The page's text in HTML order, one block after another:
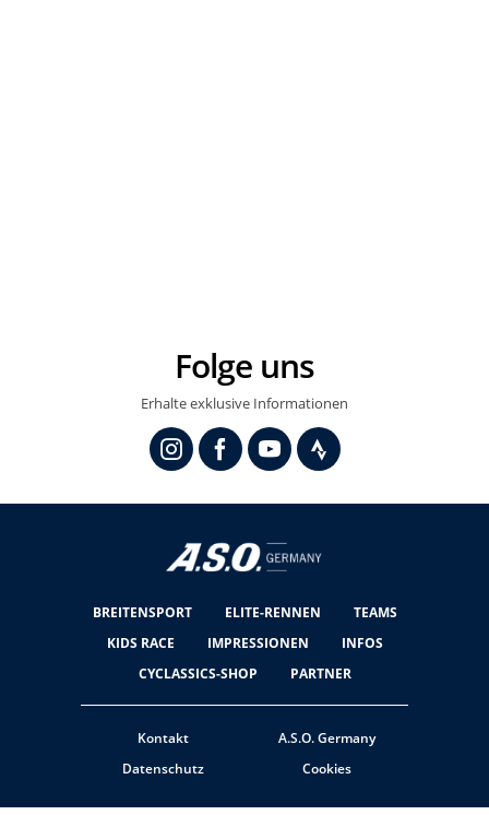
Folge uns
Erhalte exklusive Informationen
BREITENSPORT ELITE-RENNEN
TEAMS
KIDS RACE
IMPRESSIONEN
INFOS
CYCLASSICS-SHOP
PARTNER
Kontakt
A.S.O. Germany
Datenschutz
Cookies